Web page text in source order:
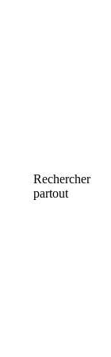
Rechercher
partout